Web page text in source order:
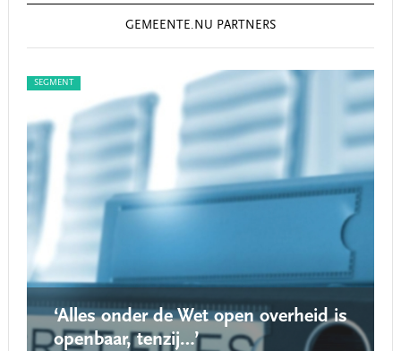
GEMEENTE.NU PARTNERS
SEGMENT
‘Alles onder de Wet open overheid is
openbaar, tenzij…’